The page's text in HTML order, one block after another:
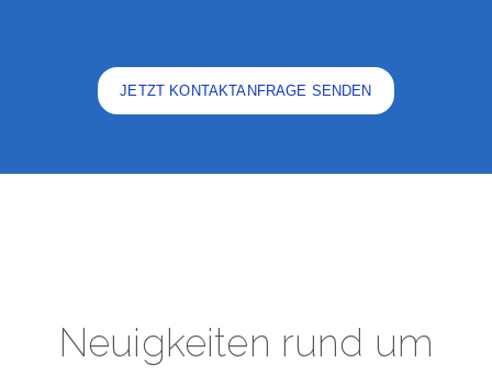
JETZT KONTAKTANFRAGE SENDEN
Neuigkeiten rund um